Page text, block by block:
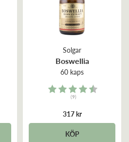
Solgar
Boswellia
60 kaps
Rating:
(9)
317 kr
KÖP